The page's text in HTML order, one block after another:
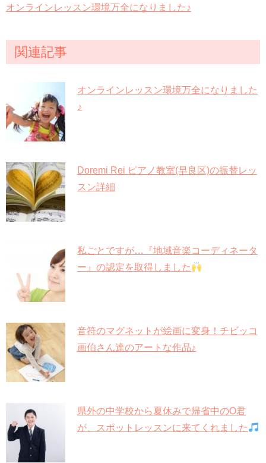
オンラインレッスン環境万全になりました♪
関連記事
オンラインレッスン環境万全になりました
♪
Doremi Rei ピアノ教室(早良区)の振替レッ
スン詳細
私ごとですが…『地域音楽コーディネータ
ー』の認定を取得しました
音符のマグネットが絵画に変身！チビッコ
画伯さん達のアートな作品♪
県外の中学校から夏休みで帰省中のO君
が、スポットレッスンに来てくれました